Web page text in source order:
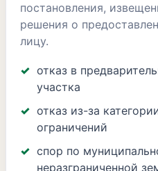
постановления,
решения о
лицу.
отказ в
участка
отказ из-за
ограничений
спор по
неразграниченной